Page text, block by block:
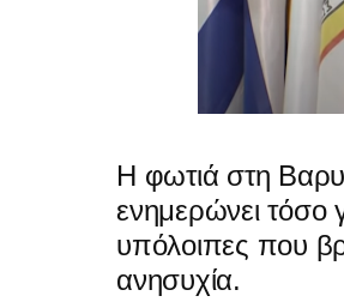
Η φωτιά στη
ενημερώνει τόσο
υπόλοιπες που
ανησυχία.